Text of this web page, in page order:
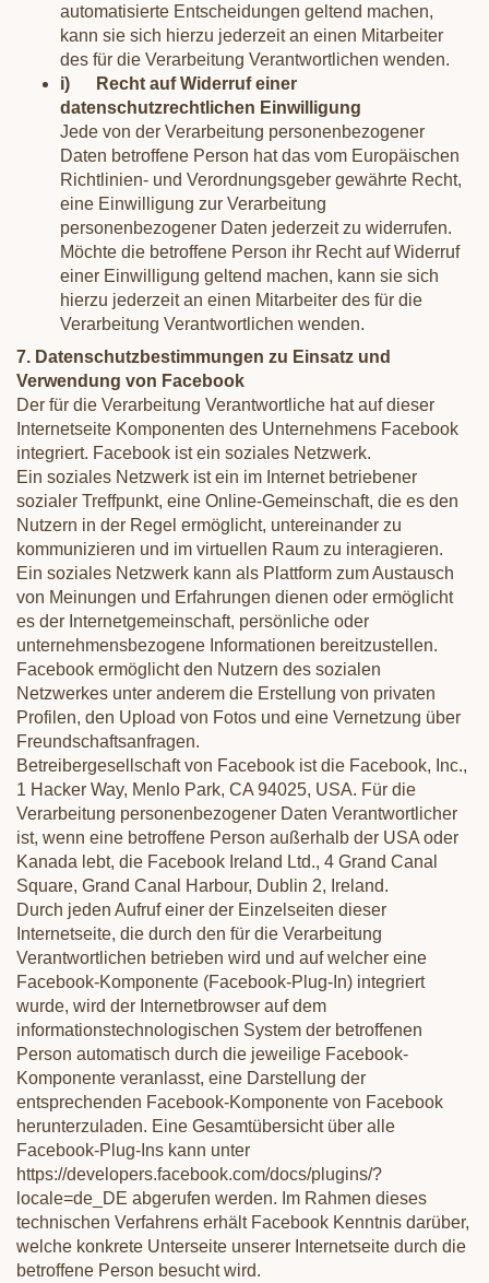
automatisierte Entscheidungen geltend machen,
kann sie sich hierzu jederzeit an einen Mitarbeiter
des für die Verarbeitung Verantwortlichen wenden.
i) Recht auf Widerruf einer
datenschutzrechtlichen Einwilligung
Jede von der Verarbeitung personenbezogener
Daten betroffene Person hat das vom Europäischen
Richtlinien- und Verordnungsgeber gewährte Recht,
eine Einwilligung zur Verarbeitung
personenbezogener Daten jederzeit zu widerrufen.
Möchte die betroffene Person ihr Recht auf Widerruf
einer Einwilligung geltend machen, kann sie sich
hierzu jederzeit an einen Mitarbeiter des für die
Verarbeitung Verantwortlichen wenden.
7. Datenschutzbestimmungen zu Einsatz und
Verwendung von Facebook
Der für die Verarbeitung Verantwortliche hat auf dieser
Internetseite Komponenten des Unternehmens Facebook
integriert. Facebook ist ein soziales Netzwerk.
Ein soziales Netzwerk ist ein im Internet betriebener
sozialer Treffpunkt, eine Online-Gemeinschaft, die es den
Nutzern in der Regel ermöglicht, untereinander zu
kommunizieren und im virtuellen Raum zu interagieren.
Ein soziales Netzwerk kann als Plattform zum Austausch
von Meinungen und Erfahrungen dienen oder ermöglicht
es der Internetgemeinschaft, persönliche oder
unternehmensbezogene Informationen bereitzustellen.
Facebook ermöglicht den Nutzern des sozialen
Netzwerkes unter anderem die Erstellung von privaten
Profilen, den Upload von Fotos und eine Vernetzung über
Freundschaftsanfragen.
Betreibergesellschaft von Facebook ist die Facebook, Inc.,
1 Hacker Way, Menlo Park, CA 94025, USA. Für die
Verarbeitung personenbezogener Daten Verantwortlicher
ist, wenn eine betroffene Person außerhalb der USA oder
Kanada lebt, die Facebook Ireland Ltd., 4 Grand Canal
Square, Grand Canal Harbour, Dublin 2, Ireland.
Durch jeden Aufruf einer der Einzelseiten dieser
Internetseite, die durch den für die Verarbeitung
Verantwortlichen betrieben wird und auf welcher eine
Facebook-Komponente (Facebook-Plug-In) integriert
wurde, wird der Internetbrowser auf dem
informationstechnologischen System der betroffenen
Person automatisch durch die jeweilige Facebook-
Komponente veranlasst, eine Darstellung der
entsprechenden Facebook-Komponente von Facebook
herunterzuladen. Eine Gesamtübersicht über alle
Facebook-Plug-Ins kann unter
https://developers.facebook.com/docs/plugins/?
locale=de_DE abgerufen werden. Im Rahmen dieses
technischen Verfahrens erhält Facebook Kenntnis darüber,
welche konkrete Unterseite unserer Internetseite durch die
betroffene Person besucht wird.